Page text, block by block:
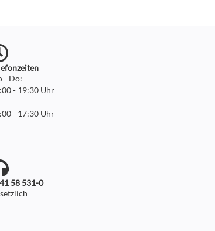
- Do:
- 19:30 Uhr
- 17:30 Uhr
58 531-0